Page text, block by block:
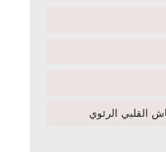
القلبي الرئوي